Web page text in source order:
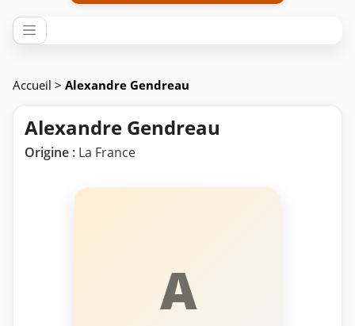
Accueil > Alexandre Gendreau
Alexandre Gendreau
Origine : La France
A